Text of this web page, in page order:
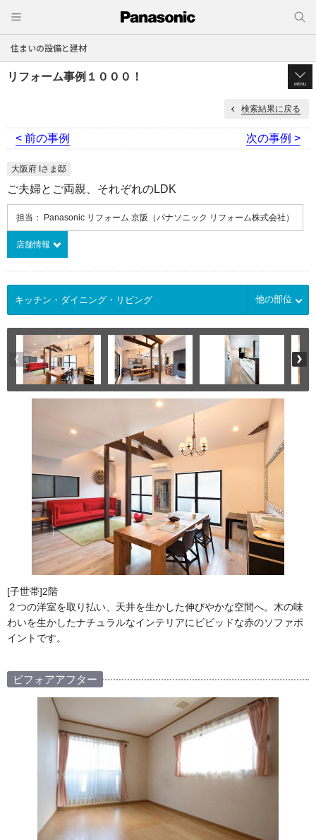
住まいの設備と建材
リフォーム事例１０００！
MENU
検索結果に戻る
< 前の事例 次の事例 >
大阪府 Iさま邸
ご夫婦とご両親、それぞれのLDK
担当： Panasonic リフォーム 京阪（パナソニック リフォーム株式会社）
店舗情報
他の部位
[子世帯]2階
２つの洋室を取り払い、天井を生かした伸びやかな空間へ。木の味
わいを生かしたナチュラルなインテリアにビビッドな赤のソファポ
イントです。
ビフォアアフター